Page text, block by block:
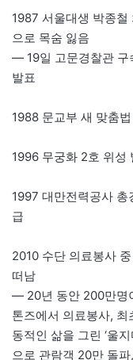
1987 서울대생 박종
으로 목숨 잃음
— 19일 고문경찰관 구
발표
1988 문교부 새 맞춤
1996 무궁화 2호 위성
1997 대만전력공사 총
급
2010 수단 의료봉사
떠남
— 20년 동안 200만명
톤즈에서 의료봉사,
동적인 삶을 그린 ‘울
으로 관람객 20만 돌